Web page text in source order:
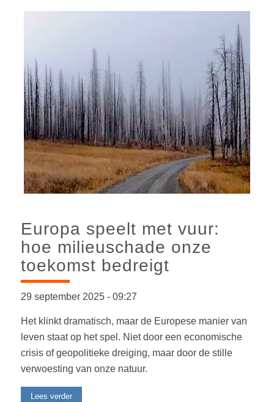
Europa speelt met vuur:
hoe milieuschade onze
toekomst bedreigt
29 september 2025 -09:27
Het klinkt dramatisch, maar de Europese manier van
leven staat op het spel. Niet door een economische
crisis of geopolitieke dreiging, maar door de stille
verwoesting van onze natuur.
Lees verder